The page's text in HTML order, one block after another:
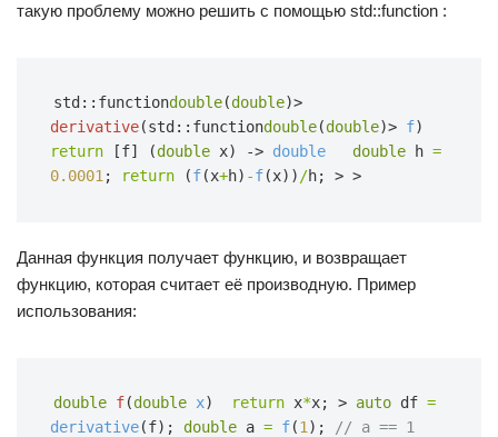
такую проблему можно решить с помощью std::function :
std::functiondouble(double)>
derivative(std::functiondouble(double)> f
return
[f] (double x) -> double double h =
0.0001 ; return (f(x+h) -f(x)) /h; > >
Данная функция получает функцию, и возвращает
функцию, которая считает её производную. Пример
использования:
double f(double x) return x*x; > auto df =
derivative(f); double a = f(1 );
// a == 1